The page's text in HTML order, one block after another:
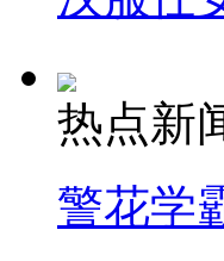
热点新
警花学